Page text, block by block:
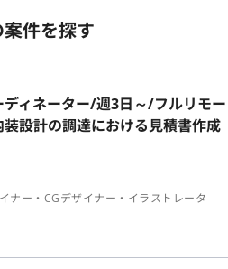
件を探す
ディネーター/週3日～/フルリモー
装設計の調達における見積書作成
ナー・CGデザイナー・イラストレータ